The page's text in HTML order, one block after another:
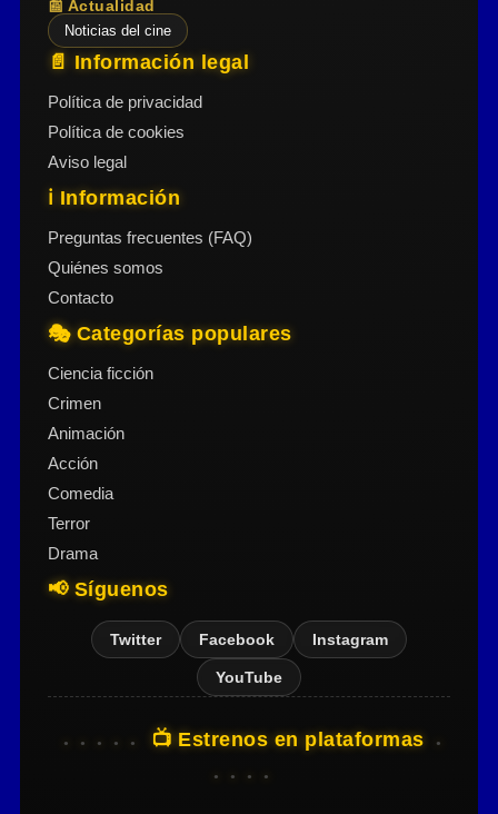
📰 Actualidad
Noticias del cine
📄 Información legal
Política de privacidad
Política de cookies
Aviso legal
ℹ️ Información
Preguntas frecuentes (FAQ)
Quiénes somos
Contacto
🎭 Categorías populares
Ciencia ficción
Crimen
Animación
Acción
Comedia
Terror
Drama
📢 Síguenos
Twitter Facebook Instagram
YouTube
📺 Estrenos en plataformas